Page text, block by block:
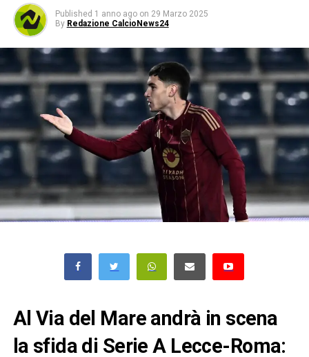
Published 1 anno ago on 29 Marzo 2025
By Redazione CalcioNews24
Al Via del Mare andrà in scena
la sfida di Serie A Lecce-Roma: